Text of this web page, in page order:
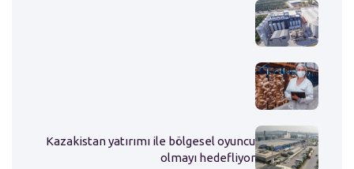
Kazakistan yatırımı ile bölgesel oyuncu
olmayı hedefliyor